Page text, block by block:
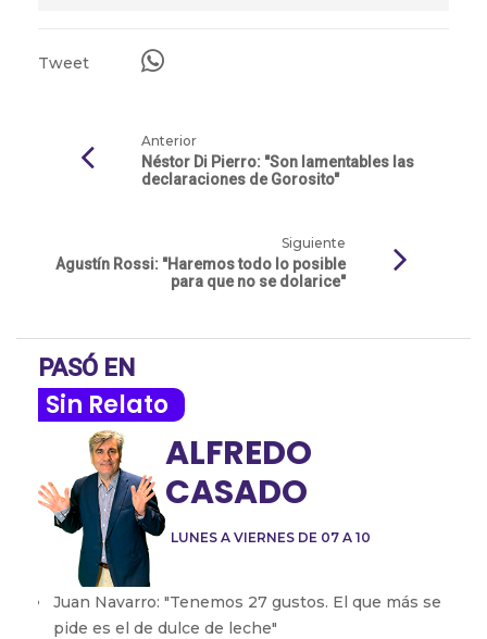
Tweet
Anterior
Néstor Di Pierro: "Son lamentables las
declaraciones de Gorosito"
Siguiente
Agustín Rossi: "Haremos todo lo posible
para que no se dolarice"
PASÓ EN
Sin Relato
LUNES A VIERNES DE 07 A 10
ALFREDO
CASADO
Juan Navarro: "Tenemos 27 gustos. El que más se
pide es el de dulce de leche"